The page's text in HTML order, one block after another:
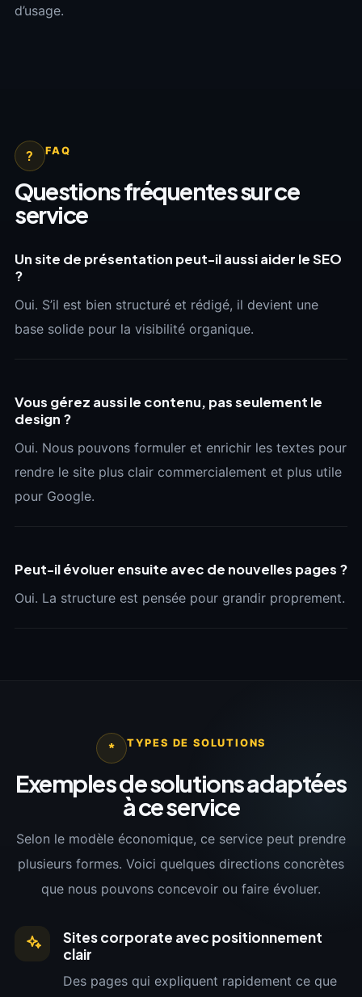
d’usage.
? FAQ
Questions fréquentes sur ce
service
Un site de présentation peut-il aussi aider le SEO
?
Oui. S’il est bien structuré et rédigé, il devient une
base solide pour la visibilité organique.
Vous gérez aussi le contenu, pas seulement le
design ?
Oui. Nous pouvons formuler et enrichir les textes pour
rendre le site plus clair commercialement et plus utile
pour Google.
Peut-il évoluer ensuite avec de nouvelles pages ?
Oui. La structure est pensée pour grandir proprement.
* TYPES DE SOLUTIONS
Exemples de solutions adaptées
à ce service
Selon le modèle économique, ce service peut prendre
plusieurs formes. Voici quelques directions concrètes
que nous pouvons concevoir ou faire évoluer.
Sites corporate avec positionnement
clair
Des pages qui expliquent rapidement ce que